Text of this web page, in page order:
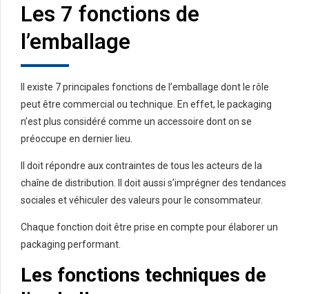
Les 7 fonctions de
l’emballage
Il existe 7 principales fonctions de l’emballage dont le rôle
peut être commercial ou technique. En effet, le packaging
n’est plus considéré comme un accessoire dont on se
préoccupe en dernier lieu.
Il doit répondre aux contraintes de tous les acteurs de la
chaîne de distribution. Il doit aussi s’imprégner des tendances
sociales et véhiculer des valeurs pour le consommateur.
Chaque fonction doit être prise en compte pour élaborer un
packaging performant.
Les fonctions techniques de